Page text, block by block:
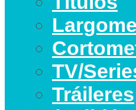
TV/
Tráileres